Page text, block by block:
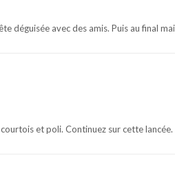
déguisée avec des amis. Puis au final
et poli. Continuez sur cette lancée.